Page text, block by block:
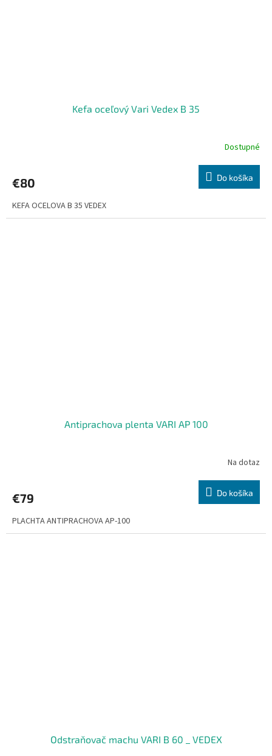
Kefa oceľový Vari Vedex B 35
Dostupné
€80 Do košíka
KEFA OCELOVA B 35 VEDEX
Antiprachova plenta VARI AP 100
Na dotaz
€79 Do košíka
PLACHTA ANTIPRACHOVA AP-100
Odstraňovač machu VARI B 60 _ VEDEX